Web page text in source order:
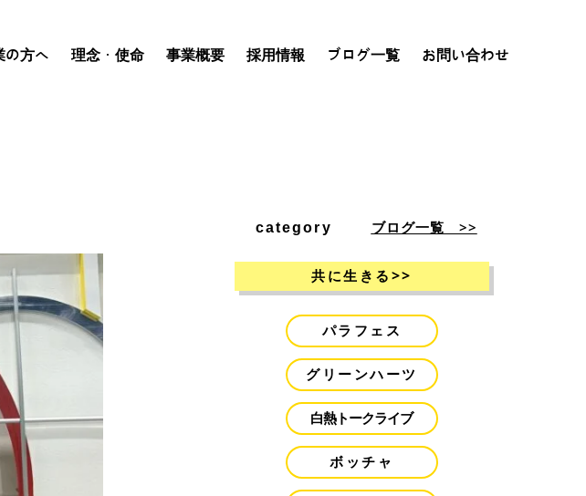
の方へ 理念・使命 事業概要 採用情報 ブログ一覧 お問い合わせ
category ブログ一覧 >>
共に生きる>>
パラフェス
グリーンハーツ
白熱トークライブ
ボッチャ